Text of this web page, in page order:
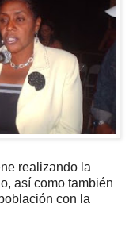
realizando la
así como también
con la